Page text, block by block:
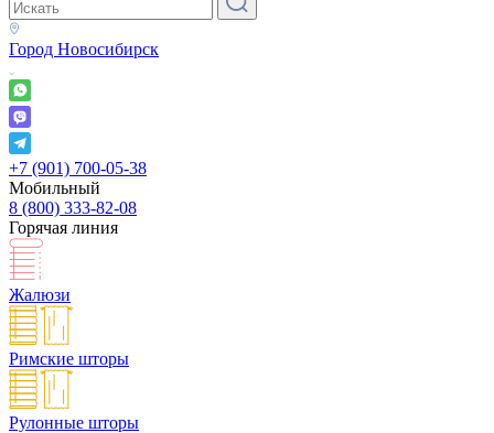
Город Новосибирск
+7 (901) 700-05-38
Мобильный
8 (800) 333-82-08
Горячая линия
Жалюзи
Римские шторы
Рулонные шторы